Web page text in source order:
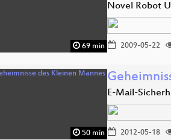
69 min
Novel Robot
2009-05-22
50 min
E-Mail-
2012-05-18